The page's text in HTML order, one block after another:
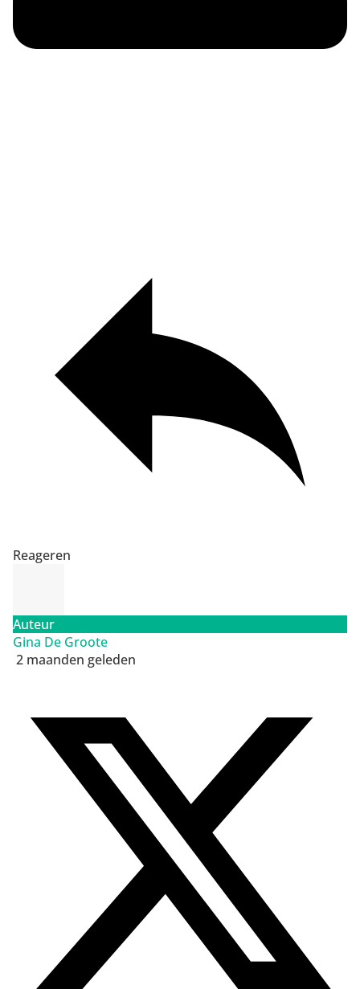
Reageren
Auteur
Gina De Groote
2 maanden geleden